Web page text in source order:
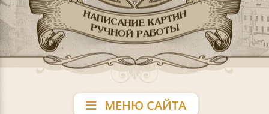
МЕНЮ САЙТА